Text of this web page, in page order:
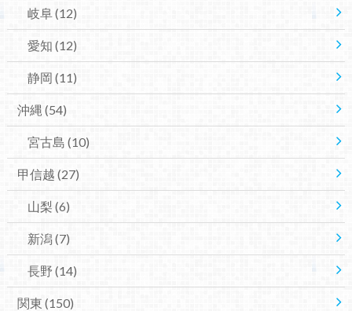
岐阜 (12)
愛知 (12)
静岡 (11)
沖縄 (54)
宮古島 (10)
甲信越 (27)
山梨 (6)
新潟 (7)
長野 (14)
関東 (150)